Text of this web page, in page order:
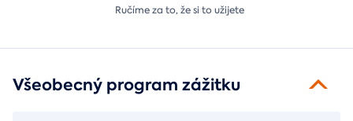
Ručíme za to,že si to užijete
Všeobecný program zážitku